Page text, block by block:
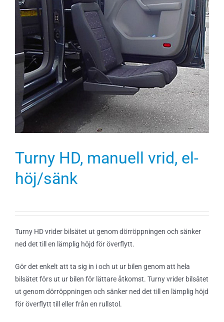
Turny HD, manuell vrid, el-
höj/sänk
Turny HD vrider bilsätet ut genom dörröppningen och sänker
ned det till en lämplig höjd för överflytt.
Gör det enkelt att ta sig in i och ut ur bilen genom att hela
bilsätet förs ut ur bilen för lättare åtkomst. Turny vrider bilsätet
ut genom dörröppningen och sänker ned det till en lämplig höjd
för överflytt till eller från en rullstol.